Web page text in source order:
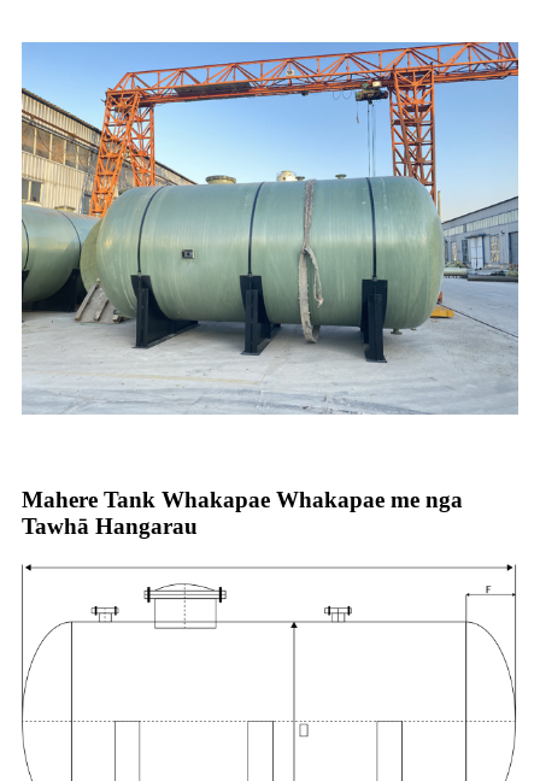
Mahere Tank Whakapae Whakapae me nga
Tawhā Hangarau